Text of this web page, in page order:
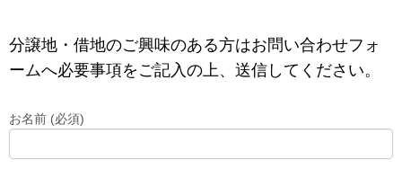
分譲地・借地のご興味のある方はお問い合わせフォ
ームへ必要事項をご記入の上、送信してください。
お名前 (必須)